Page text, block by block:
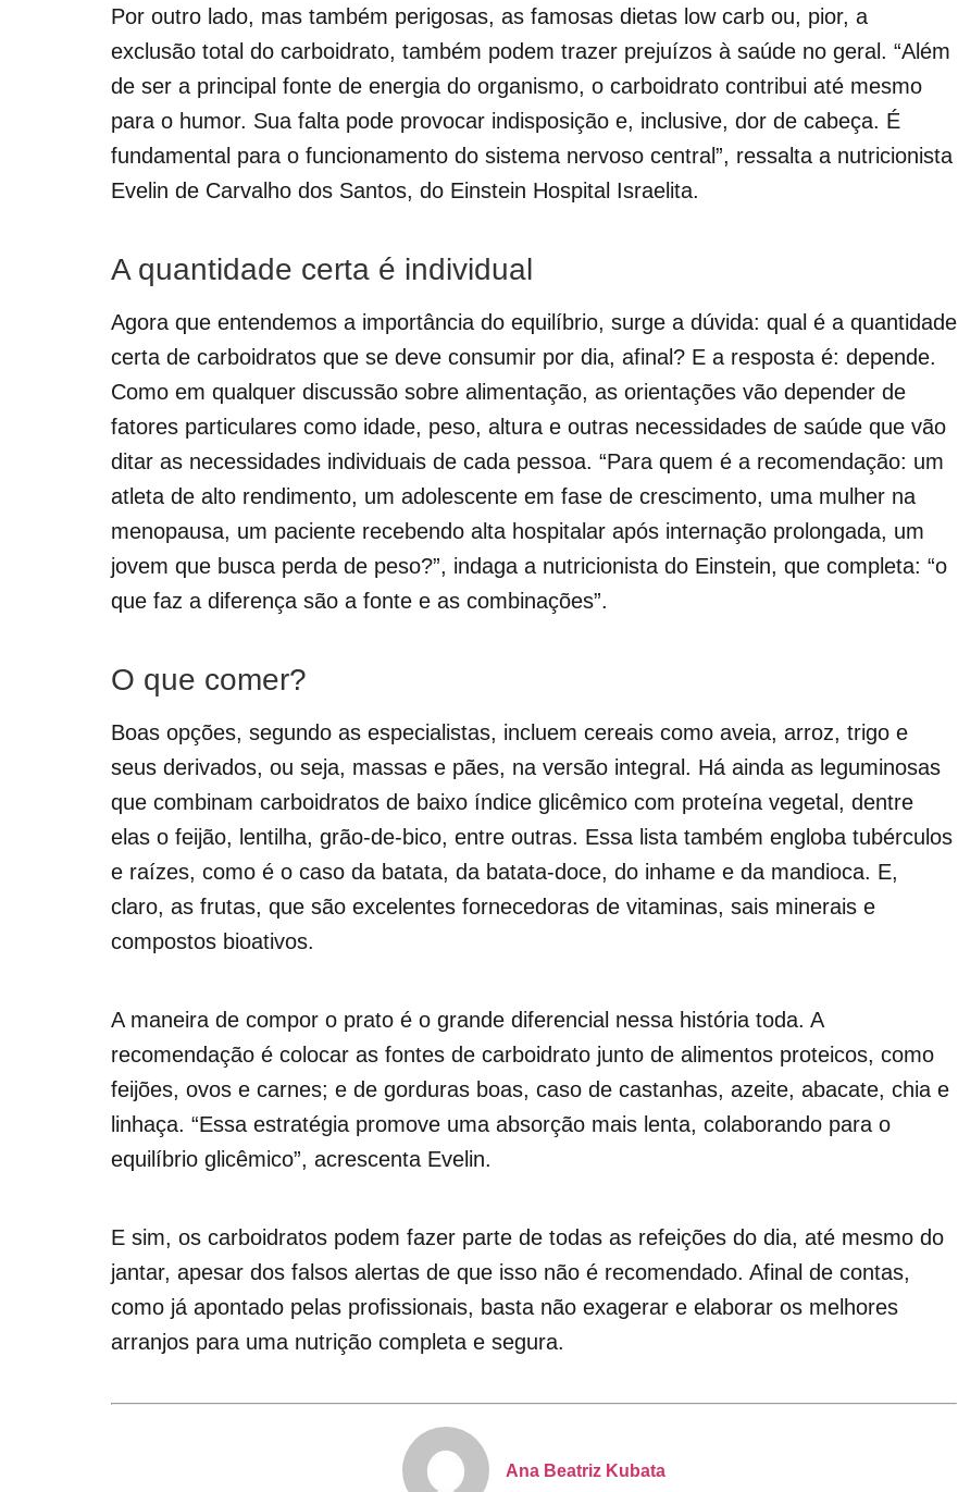
Por outro lado, mas também perigosas, as famosas dietas low carb ou, pior, a
exclusão total do carboidrato, também podem trazer prejuízos à saúde no geral. “Além
de ser a principal fonte de energia do organismo, o carboidrato contribui até mesmo
para o humor. Sua falta pode provocar indisposição e, inclusive, dor de cabeça. É
fundamental para o funcionamento do sistema nervoso central”, ressalta a nutricionista
Evelin de Carvalho dos Santos, do Einstein Hospital Israelita.
A quantidade certa é individual
Agora que entendemos a importância do equilíbrio, surge a dúvida: qual é a quantidade
certa de carboidratos que se deve consumir por dia, afinal? E a resposta é: depende.
Como em qualquer discussão sobre alimentação, as orientações vão depender de
fatores particulares como idade, peso, altura e outras necessidades de saúde que vão
ditar as necessidades individuais de cada pessoa. “Para quem é a recomendação: um
atleta de alto rendimento, um adolescente em fase de crescimento, uma mulher na
menopausa, um paciente recebendo alta hospitalar após internação prolongada, um
jovem que busca perda de peso?”, indaga a nutricionista do Einstein, que completa: “o
que faz a diferença são a fonte e as combinações”.
O que comer?
Boas opções, segundo as especialistas, incluem cereais como aveia, arroz, trigo e
seus derivados, ou seja, massas e pães, na versão integral. Há ainda as leguminosas
que combinam carboidratos de baixo índice glicêmico com proteína vegetal, dentre
elas o feijão, lentilha, grão-de-bico, entre outras. Essa lista também engloba tubérculos
e raízes, como é o caso da batata, da batata-doce, do inhame e da mandioca. E,
claro, as frutas, que são excelentes fornecedoras de vitaminas, sais minerais e
compostos bioativos.
A maneira de compor o prato é o grande diferencial nessa história toda. A
recomendação é colocar as fontes de carboidrato junto de alimentos proteicos, como
feijões, ovos e carnes; e de gorduras boas, caso de castanhas, azeite, abacate, chia e
linhaça. “Essa estratégia promove uma absorção mais lenta, colaborando para o
equilíbrio glicêmico”, acrescenta Evelin.
E sim, os carboidratos podem fazer parte de todas as refeições do dia, até mesmo do
jantar, apesar dos falsos alertas de que isso não é recomendado. Afinal de contas,
como já apontado pelas profissionais, basta não exagerar e elaborar os melhores
arranjos para uma nutrição completa e segura.
Ana Beatriz Kubata